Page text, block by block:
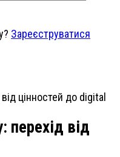
Зареєструватися
перехід від